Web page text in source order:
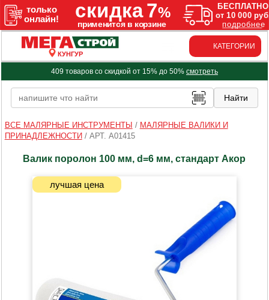
КУНГУР
КАТЕГОРИИ
409 товаров со скидкой от 15% до 50% смотреть
ВСЕ МАЛЯРНЫЕ ИНСТРУМЕНТЫ / МАЛЯРНЫЕ ВАЛИКИ И
ПРИНАДЛЕЖНОСТИ / АРТ. A01415
Валик поролон 100 мм, d=6 мм, стандарт Акор